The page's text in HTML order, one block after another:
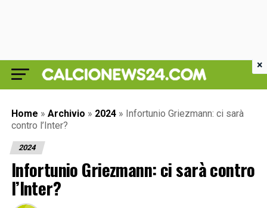
Home » Archivio » 2024 » Infortunio Griezmann: ci sarà
contro l’Inter?
2024
Infortunio Griezmann: ci sarà contro
l’Inter?
×